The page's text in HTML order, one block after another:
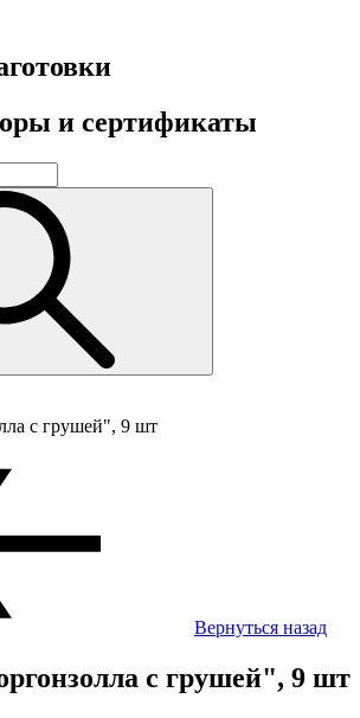
и сертификаты
с грушей", 9 шт
Вернуться назад
с грушей", 9 шт